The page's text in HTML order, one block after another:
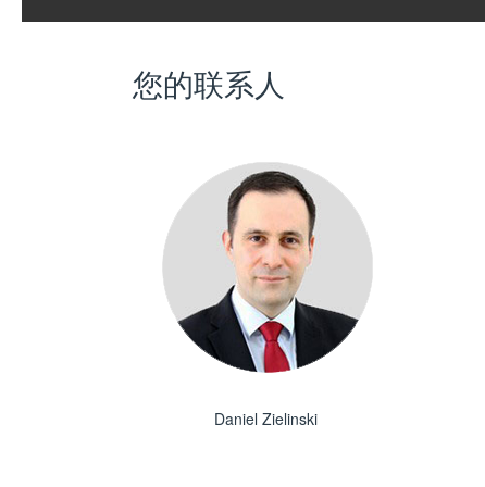
您的联系人
Daniel Zielinski